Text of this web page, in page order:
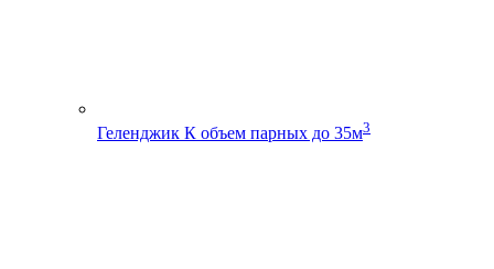
Геленджик К объем парных до 35м3